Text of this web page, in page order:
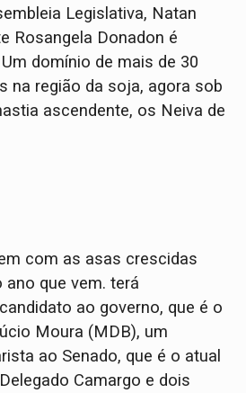
Legislativa, Natan
Rosangela Donadon é
domínio de mais de 30
na região da soja, agora sob
ascendente, os Neiva de
com as asas crescidas
que vem. terá
ao governo, que é o
Moura (MDB), um
ao Senado, que é o atual
Camargo e dois